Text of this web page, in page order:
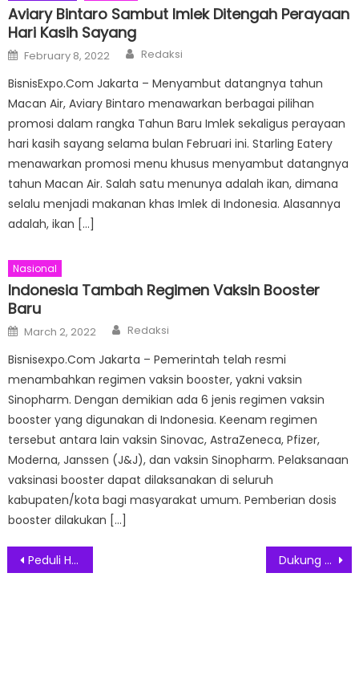
Aviary Bintaro Sambut Imlek Ditengah Perayaan
Hari Kasih Sayang
Posted
on
February 8, 2022 Author
Redaksi
BisnisExpo.Com Jakarta – Menyambut datangnya tahun
Macan Air, Aviary Bintaro menawarkan berbagai pilihan
promosi dalam rangka Tahun Baru Imlek sekaligus perayaan
hari kasih sayang selama bulan Februari ini. Starling Eatery
menawarkan promosi menu khusus menyambut datangnya
tahun Macan Air. Salah satu menunya adalah ikan, dimana
selalu menjadi makanan khas Imlek di Indonesia. Alasannya
adalah, ikan […]
Nasional
Indonesia Tambah Regimen Vaksin Booster
Baru
Posted
on
March 2, 2022 Author
Redaksi
Bisnisexpo.Com Jakarta – Pemerintah telah resmi
menambahkan regimen vaksin booster, yakni vaksin
Sinopharm. Dengan demikian ada 6 jenis regimen vaksin
booster yang digunakan di Indonesia. Keenam regimen
tersebut antara lain vaksin Sinovac, AstraZeneca, Pfizer,
Moderna, Janssen (J&J), dan vaksin Sinopharm. Pelaksanaan
vaksinasi booster dapat dilaksanakan di seluruh
kabupaten/kota bagi masyarakat umum. Pemberian dosis
booster dilakukan […]
Post
Peduli Hewan Peliharaan, Pet Kingdom Adakan ‘Care For Paw’ di Empat Kota Dukung Program Kemenkominfo, Ruangguru Luncurkan Ruang Literasi Digital